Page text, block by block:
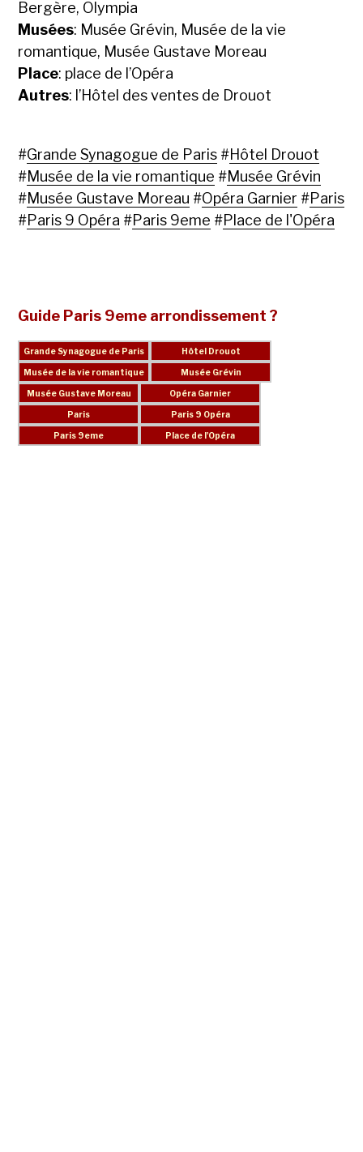
Bergère, Olympia
Musées: Musée Grévin, Musée de la vie
romantique, Musée Gustave Moreau
Place: place de l’Opéra
Autres: l’Hôtel des ventes de Drouot
#Grande Synagogue de Paris #Hôtel Drouot
#Musée de la vie romantique #Musée Grévin
#Musée Gustave Moreau #Opéra Garnier #Paris
#Paris 9 Opéra #Paris 9eme #Place de l'Opéra
Guide Paris 9eme arrondissement ?